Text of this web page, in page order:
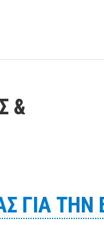
&
ΓΙΑ